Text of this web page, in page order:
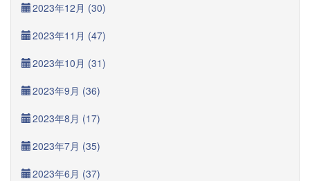
2023年12月 (30)
2023年11月 (47)
2023年10月 (31)
2023年9月 (36)
2023年8月 (17)
2023年7月 (35)
2023年6月 (37)